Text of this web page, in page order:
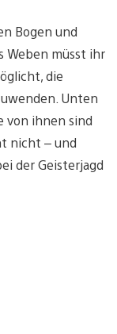
Bogen und
Weben müsst ihr
die
Unten
von ihnen sind
nicht – und
der Geisterjagd